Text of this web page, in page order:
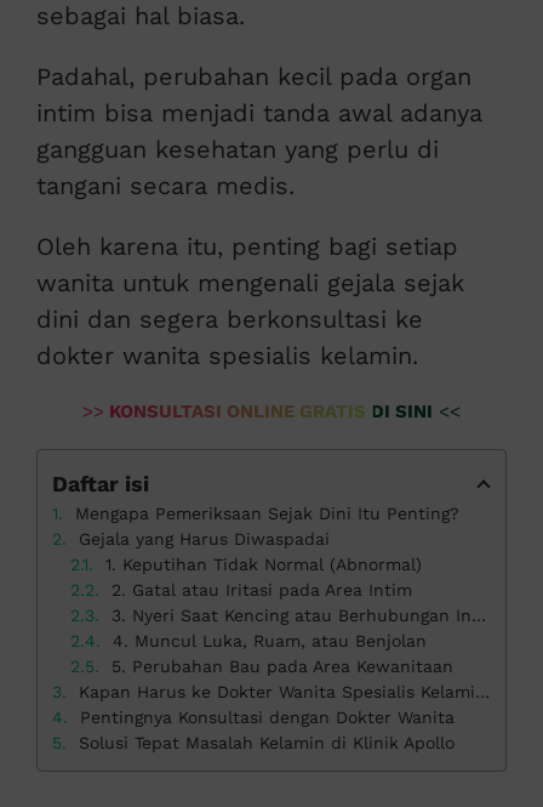
sebagai hal biasa.
Padahal, perubahan kecil pada organ
intim bisa menjadi tanda awal adanya
gangguan kesehatan yang perlu di
tangani secara medis.
Oleh karena itu, penting bagi setiap
wanita untuk mengenali gejala sejak
dini dan segera berkonsultasi ke
dokter wanita spesialis kelamin.
>> KONSULTASI ONLINE GRATIS DI SINI <<
Daftar isi
Mengapa Pemeriksaan Sejak Dini Itu Penting?
Gejala yang Harus Diwaspadai
1. Keputihan Tidak Normal (Abnormal)
2. Gatal atau Iritasi pada Area Intim
3. Nyeri Saat Kencing atau Berhubungan Intim
4. Muncul Luka, Ruam, atau Benjolan
5. Perubahan Bau pada Area Kewanitaan
Kapan Harus ke Dokter Wanita Spesialis Kelamin?
Pentingnya Konsultasi dengan Dokter Wanita
Solusi Tepat Masalah Kelamin di Klinik Apollo